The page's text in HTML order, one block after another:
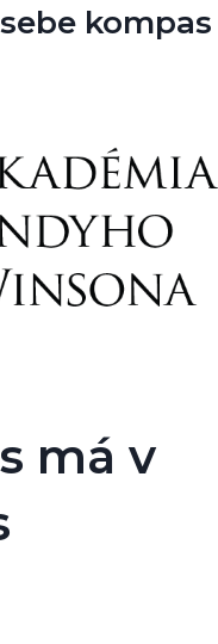
kompas
má v